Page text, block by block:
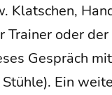
Klat­schen,
Trai­ner oder
Gespräch
Ein